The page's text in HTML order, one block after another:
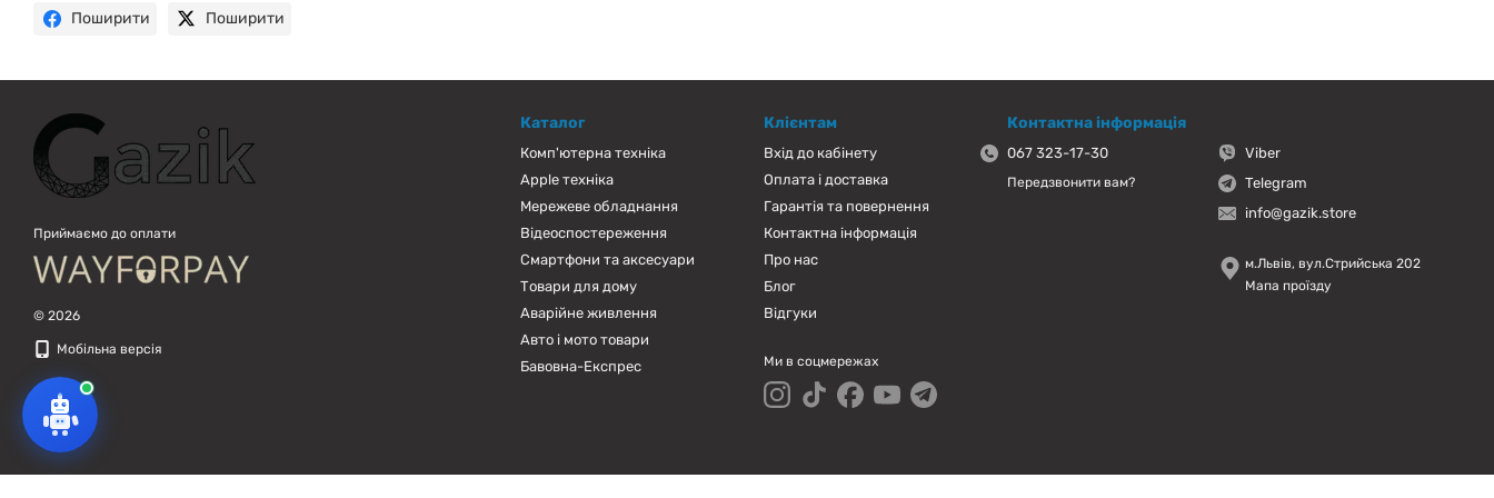
Поширити Поширити
Приймаємо до оплати
© 2026
Мобільна версія
Каталог
Комп'ютерна техніка
Apple техніка
Мережеве обладнання
Відеоспостереження
Смартфони та аксесуари
Товари для дому
Аварійне живлення
Авто і мото товари
Бавовна-Експрес
Клієнтам
Вхід до кабінету
Оплата і доставка
Гарантія та повернення
Контактна інформація
Про нас
Блог
Відгуки
Ми в соцмережах
Контактна інформація
067 323-17-30
Передзвонити вам?
Viber
Telegram
info@gazik.store
м.Львів, вул.Стрийська 202
Мапа проїзду